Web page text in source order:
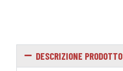
DESCRIZIONE PRODOTTO